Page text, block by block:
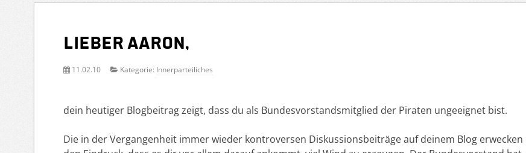
Lieber Aaron,
11.02.10 Kategorie: Innerparteiliches
dein heutiger Blogbeitrag zeigt, dass du als Bundesvorstandsmitglied der Piraten ungeeignet bist.
Die in der Vergangenheit immer wieder kontroversen Diskussionsbeiträge auf deinem Blog erwecken